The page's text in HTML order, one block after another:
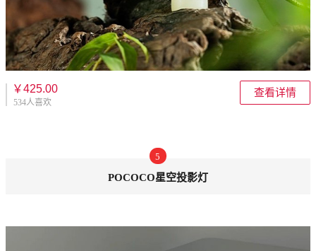
￥425.00
534人喜欢
查看详情
5
POCOCO星空投影灯